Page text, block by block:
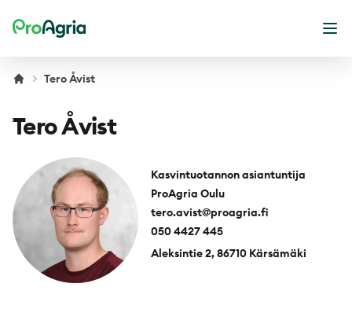
ProAgria
Tero Åvist
Tero Åvist
Kasvintuotannon asiantuntija
ProAgria Oulu
tero.avist@proagria.fi
050 4427 445
Aleksintie 2, 86710 Kärsämäki